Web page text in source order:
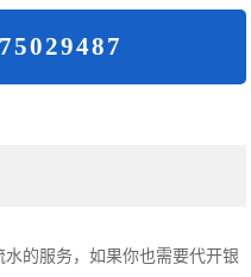
的服务，如果你也需要代开银